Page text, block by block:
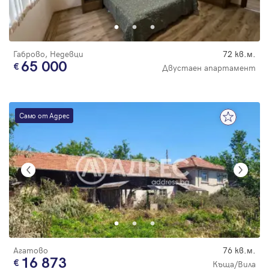
Габрово, Недевци 72 кв.м.
65 000 Двустаен апартамент
Само от Адрес
Агатово 76 кв.м.
16 873 Къща/Вила
Парола
Регистрация